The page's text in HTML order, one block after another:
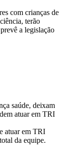
com crianças de
terão
a legislação
saúde, deixam
atuar em TRI
atuar em TRI
da equipe.